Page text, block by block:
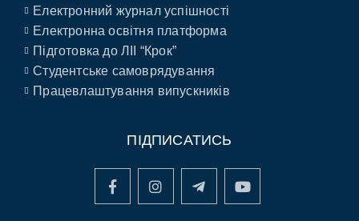
Електронний журнал успішності
Електронна освітня платформа
Підготовка до ЛІІ “Крок”
Студентське самоврядування
Працевлаштування випускників
ПІДПИСАТИСЬ